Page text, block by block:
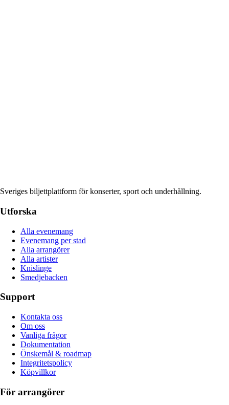
Sveriges biljettplattform för konserter, sport och underhållning.
Utforska
Alla evenemang
Evenemang per stad
Alla arrangörer
Alla artister
Knislinge
Smedjebacken
Support
Kontakta oss
Om oss
Vanliga frågor
Dokumentation
Önskemål & roadmap
Integritetspolicy
Köpvillkor
För arrangörer